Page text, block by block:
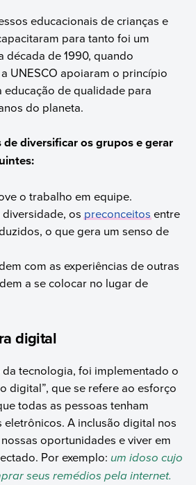
educacionais de crianças e
para tanto foi um
década de 1990, quando
UNESCO apoiaram o princípio
de qualidade para
do planeta.
diversificar os grupos e gerar
o trabalho em equipe.
diversidade, ospreconceitosentre
o que gera um senso de
com as experiências de outras
a se colocar no lugar de
digital
tecnologia, foi implementado o
digital”, que se refere ao esforço
todas as pessoas tenham
eletrônicos. A inclusão digital nos
oportunidades e viver em
Por exemplo: um idoso cujo
seus remédios pela internet.